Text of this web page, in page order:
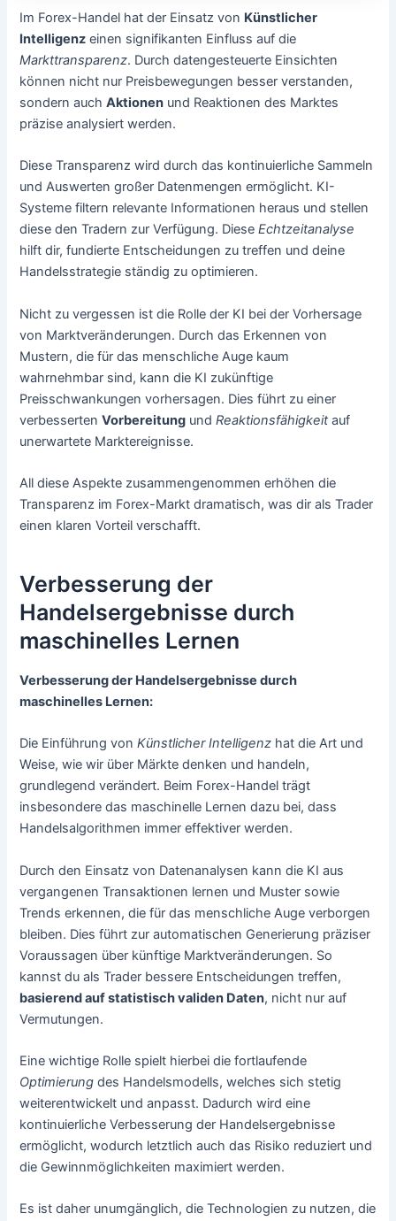
Im Forex-Handel hat der Einsatz von Künstlicher
Intelligenz einen signifikanten Einfluss auf die
Markttransparenz. Durch datengesteuerte Einsichten
können nicht nur Preisbewegungen besser verstanden,
sondern auchAktionen und Reaktionen des Marktes
präzise analysiert werden.
Diese Transparenz wird durch das kontinuierliche Sammeln
und Auswerten großer Datenmengen ermöglicht. KI-
Systeme filtern relevante Informationen heraus und stellen
diese den Tradern zur Verfügung. DieseEchtzeitanalyse
hilft dir, fundierte Entscheidungen zu treffen und deine
Handelsstrategie ständig zu optimieren.
Nicht zu vergessen ist die Rolle der KI bei der Vorhersage
von Marktveränderungen. Durch das Erkennen von
Mustern, die für das menschliche Auge kaum
wahrnehmbar sind, kann die KI zukünftige
Preisschwankungen vorhersagen. Dies führt zu einer
verbessertenVorbereitung undReaktionsfähigkeitauf
unerwartete Marktereignisse.
All diese Aspekte zusammengenommen erhöhen die
Transparenz im Forex-Markt dramatisch, was dir als Trader
einen klaren Vorteil verschafft.
Verbesserung der
Handelsergebnisse durch
maschinelles Lernen
Verbesserung der Handelsergebnisse durch
maschinelles Lernen:
Die Einführung vonKünstlicher Intelligenz hat die Art und
Weise, wie wir über Märkte denken und handeln,
grundlegend verändert. Beim Forex-Handel trägt
insbesondere das maschinelle Lernen dazu bei, dass
Handelsalgorithmen immer effektiver werden.
Durch den Einsatz von Datenanalysen kann die KI aus
vergangenen Transaktionen lernen und Muster sowie
Trends erkennen, die für das menschliche Auge verborgen
bleiben. Dies führt zur automatischen Generierung präziser
Voraussagen über künftige Marktveränderungen. So
kannst du als Trader bessere Entscheidungen treffen,
basierend auf statistisch validen Daten, nicht nur auf
Vermutungen.
Eine wichtige Rolle spielt hierbei die fortlaufende
Optimierung des Handelsmodells, welches sich stetig
weiterentwickelt und anpasst. Dadurch wird eine
kontinuierliche Verbesserung der Handelsergebnisse
ermöglicht, wodurch letztlich auch das Risiko reduziert und
die Gewinnmöglichkeiten maximiert werden.
Es ist daher unumgänglich, die Technologien zu nutzen, die